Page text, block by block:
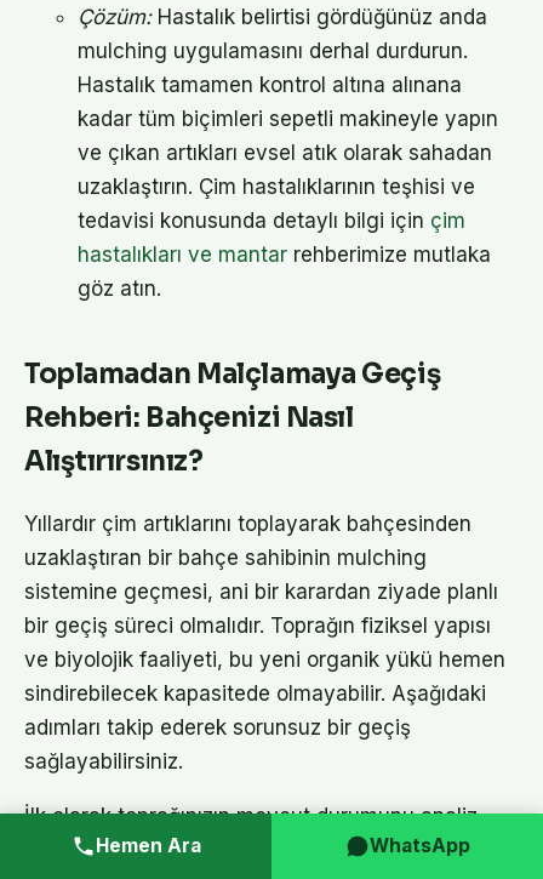
Çözüm:Hastalık belirtisi gördüğünüz anda
mulching uygulamasını derhal durdurun.
Hastalık tamamen kontrol altına alınana
kadar tüm biçimleri sepetli makineyle yapın
ve çıkan artıkları evsel atık olarak sahadan
uzaklaştırın. Çim hastalıklarının teşhisi ve
tedavisi konusunda detaylı bilgi için çim
hastalıkları ve mantar rehberimize mutlaka
göz atın.
Toplamadan Malçlamaya Geçiş
Rehberi: Bahçenizi Nasıl
Alıştırırsınız?
Yıllardır çim artıklarını toplayarak bahçesinden
uzaklaştıran bir bahçe sahibinin mulching
sistemine geçmesi, ani bir karardan ziyade planlı
bir geçiş süreci olmalıdır. Toprağın fiziksel yapısı
ve biyolojik faaliyeti, bu yeni organik yükü hemen
sindirebilecek kapasitede olmayabilir. Aşağıdaki
adımları takip ederek sorunsuz bir geçiş
sağlayabilirsiniz.
İlk olarak toprağınızın mevcut durumunu analiz
edin. Eğer killi ve çok sıkışmış bir toprak söz
Hemen Ara WhatsApp